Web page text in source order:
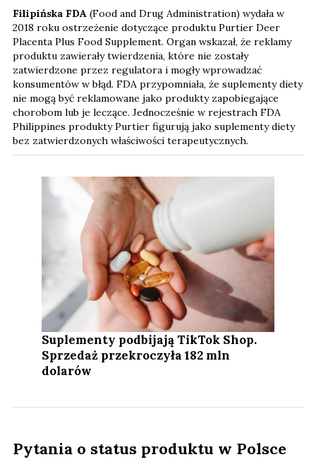
Filipińska FDA (Food and Drug Administration) wydała w
2018 roku ostrzeżenie dotyczące produktu Purtier Deer
Placenta Plus Food Supplement. Organ wskazał, że reklamy
produktu zawierały twierdzenia, które nie zostały
zatwierdzone przez regulatora i mogły wprowadzać
konsumentów w błąd. FDA przypomniała, że suplementy diety
nie mogą być reklamowane jako produkty zapobiegające
chorobom lub je leczące. Jednocześnie w rejestrach FDA
Philippines produkty Purtier figurują jako suplementy diety
bez zatwierdzonych właściwości terapeutycznych.
Suplementy podbijają TikTok Shop.
Sprzedaż przekroczyła 182 mln
dolarów
Pytania o status produktu w Polsce